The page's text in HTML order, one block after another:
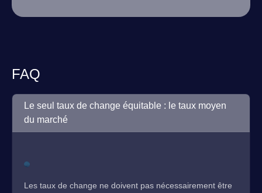
FAQ
Le seul taux de change équitable : le taux moyen
du marché
Les taux de change ne doivent pas nécessairement être